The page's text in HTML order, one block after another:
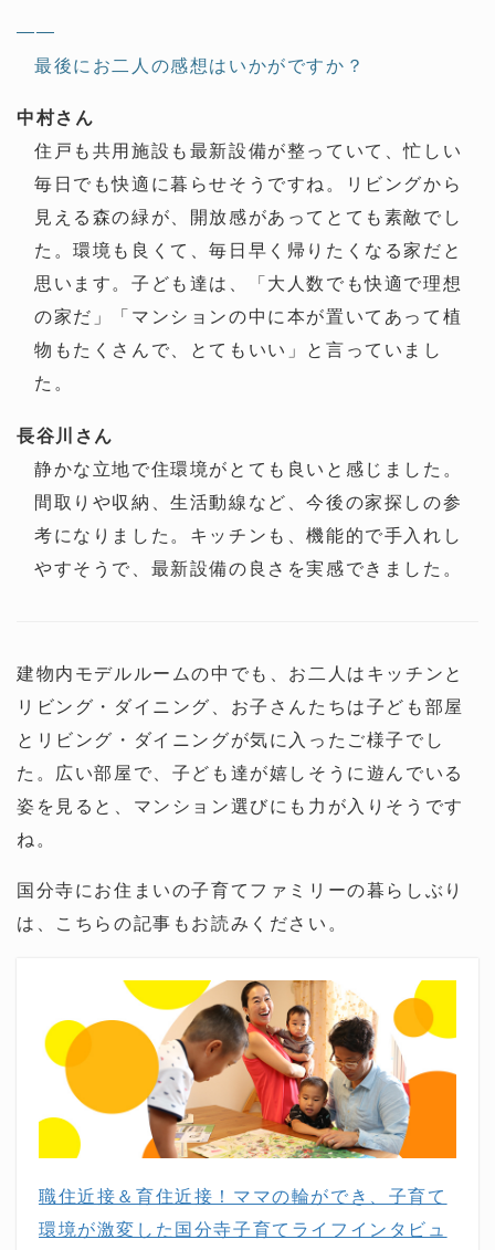
——
最後にお二人の感想はいかがですか？
中村さん
住戸も共用施設も最新設備が整っていて、忙しい
毎日でも快適に暮らせそうですね。リビングから
見える森の緑が、開放感があってとても素敵でし
た。環境も良くて、毎日早く帰りたくなる家だと
思います。子ども達は、「大人数でも快適で理想
の家だ」「マンションの中に本が置いてあって植
物もたくさんで、とてもいい」と言っていまし
た。
長谷川さん
静かな立地で住環境がとても良いと感じました。
間取りや収納、生活動線など、今後の家探しの参
考になりました。キッチンも、機能的で手入れし
やすそうで、最新設備の良さを実感できました。
建物内モデルルームの中でも、お二人はキッチンと
リビング・ダイニング、お子さんたちは子ども部屋
とリビング・ダイニングが気に入ったご様子でし
た。広い部屋で、子ども達が嬉しそうに遊んでいる
姿を見ると、マンション選びにも力が入りそうです
ね。
国分寺にお住まいの子育てファミリーの暮らしぶり
は、こちらの記事もお読みください。
職住近接＆育住近接！ママの輪ができ、子育て
環境が激変した国分寺子育てライフインタビュ